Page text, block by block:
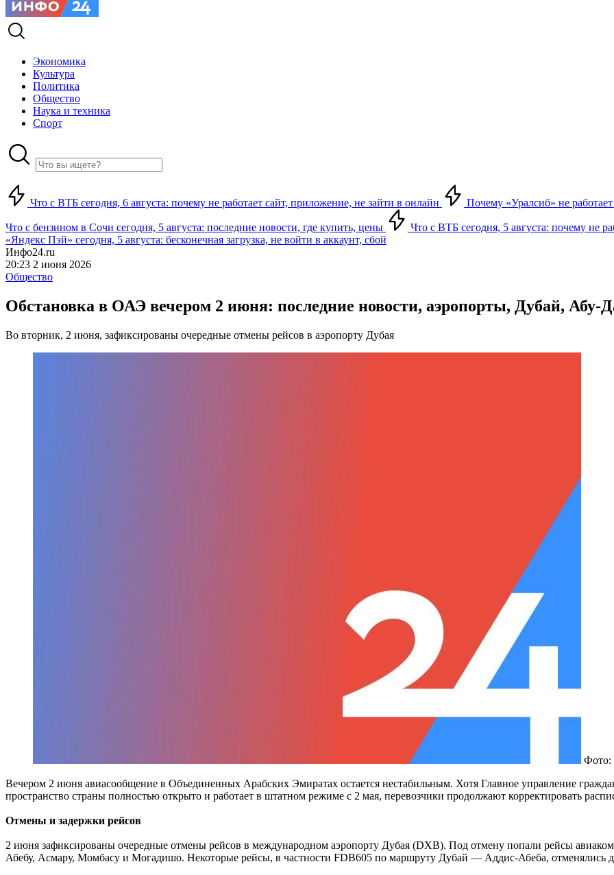
Экономика
Культура
Политика
Общество
Наука и техника
Спорт
Что с ВТБ сегодня, 6 августа: почему не работает сайт, приложение, не зайти в онлайн Почему «Уралсиб» не
Что с бензином в Сочи сегодня, 5 августа: последние новости, где купить, цены
Что с ВТБ сегодня, 5 августа: почему не
«Яндекс Пэй» сегодня, 5 августа: бесконечная загрузка, не войти в аккаунт, сбой
Инфо24.ru
20:23 2 июня 2026
Общество
Обстановка в ОАЭ вечером 2 июня: последние новости, аэропорты, Дубай, Абу-
Во вторник, 2 июня, зафиксированы очередные отмены рейсов в аэропорту Дубая
Фото:
Вечером 2 июня авиасообщение в Объединенных Арабских Эмиратах остается нестабильным. Хотя Главное управление
пространство страны полностью открыто и работает в штатном режиме с 2 мая, перевозчики продолжают корректировать
Отмены и задержки рейсов
2 июня зафиксированы очередные отмены рейсов в международном аэропорту Дубая (DXB). Под отмену попали рейсы
Абебу, Асмару, Момбасу и Могадишо. Некоторые рейсы, в частности FDB605 по маршруту Дубай — Аддис-Абеба, отменялись